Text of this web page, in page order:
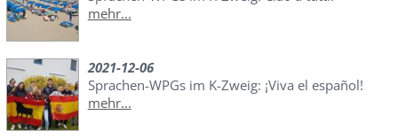
mehr...
2021-12-06
Sprachen-WPGs im K-Zweig: ¡Viva el español!
mehr...